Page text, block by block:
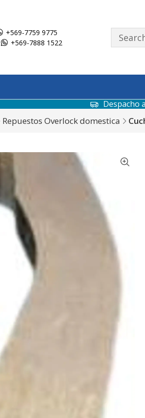
+569-7759 9775
+569-7888 1522
Despacho
Repuestos Overlock domestica